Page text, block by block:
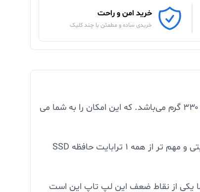
خرید امن و راحت
خریدی ساده و مطمئن با چند کلیک
این لپ تاپ دارای طراحی بسیار ظریف درعین حال مقاوم می‌باشد. ابعاد آن ۳۰۴۲۱۷۱۴٫۶ میلی‌متر و وزن آن حدود ۱ کیلو و ۳۳۰ گرم می‌باشد. که این امکان را به شما می
لپ تاپ هوآوی مدل MateBook X Pro با پردازنده اینتل core i7 سری ۱۰، پردازنده گرافیکی انویدیا MX250، رم ۱۶ گیگابایتی و مهم تر از همه ۱ ترابایت حافظه SSD
یکی از نقاط ضعف‌ این لپ تاپ این است